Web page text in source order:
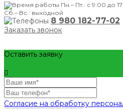
Пн.– Пт.: с 9:00 до
Сб.– Вс.: выходной
8 980 182-77-02
Заказать звонок
Оставить заявку
Согласие на обработку